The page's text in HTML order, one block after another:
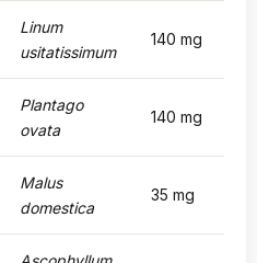
Linum
usitatissimum
140 mg
Plantago
ovata
140 mg
Malus
domestica
35 mg